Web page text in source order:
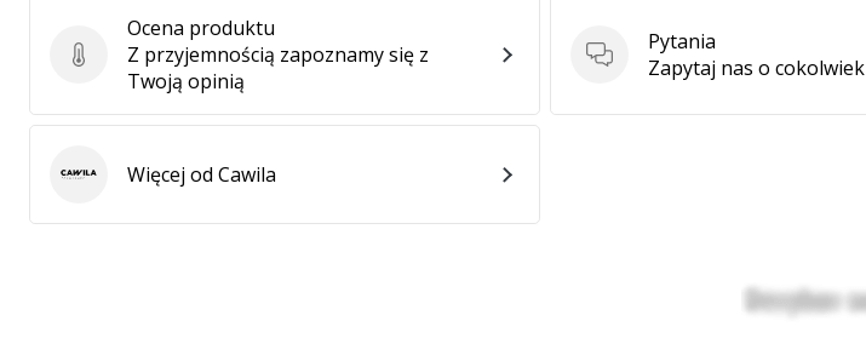
Ocena produktu
Ocena produktu
Z przyjemnością zapoznamy się z
Twoją opinią
Pytania
Pytania
Zapytaj nas o cokolwiek
CawilaWięcej od Cawila